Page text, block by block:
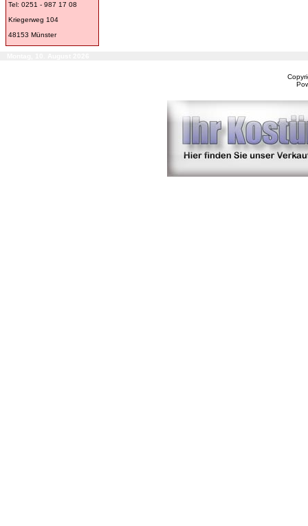
Tel: 0251 - 987 17 08
Kriegerweg 104
48153 Münster